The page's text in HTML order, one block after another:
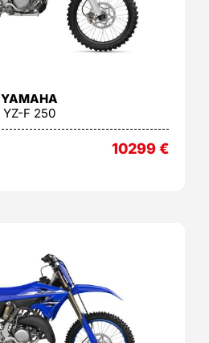
YAMAHA
YZ-F 250
10299€